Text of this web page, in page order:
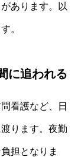
あります。以
。
に追われる
看護など、日
ります。夜勤
担となりま